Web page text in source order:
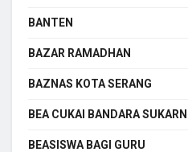
BANTEN
BAZAR RAMADHAN
BAZNAS KOTA SERANG
BEA CUKAI BANDARA
BEASISWA BAGI GURU